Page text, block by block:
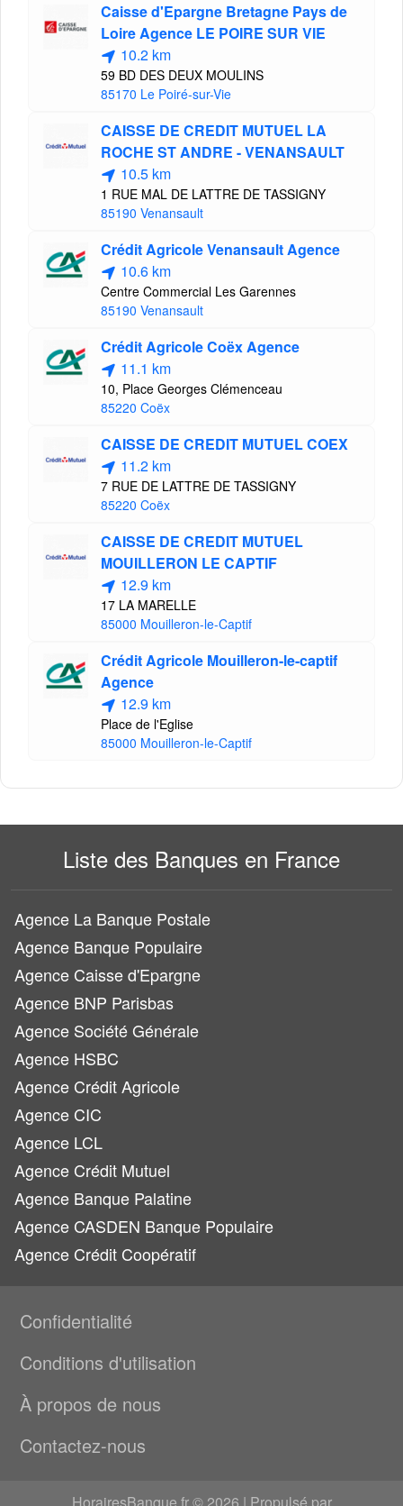
Caisse d'Epargne Bretagne Pays de
Loire Agence LE POIRE SUR VIE
10.2 km
59 BD DES DEUX MOULINS
85170 Le Poiré-sur-Vie
CAISSE DE CREDIT MUTUEL LA
ROCHE ST ANDRE - VENANSAULT
10.5 km
1 RUE MAL DE LATTRE DE TASSIGNY
85190 Venansault
Crédit Agricole Venansault Agence
10.6 km
Centre Commercial Les Garennes
85190 Venansault
Crédit Agricole Coëx Agence
11.1 km
10, Place Georges Clémenceau
85220 Coëx
CAISSE DE CREDIT MUTUEL COEX
11.2 km
7 RUE DE LATTRE DE TASSIGNY
85220 Coëx
CAISSE DE CREDIT MUTUEL
MOUILLERON LE CAPTIF
12.9 km
17 LA MARELLE
85000 Mouilleron-le-Captif
Crédit Agricole Mouilleron-le-captif
Agence
12.9 km
Place de l'Eglise
85000 Mouilleron-le-Captif
Liste des Banques en France
Agence La Banque Postale
Agence Banque Populaire
Agence Caisse d'Epargne
Agence BNP Parisbas
Agence Société Générale
Agence HSBC
Agence Crédit Agricole
Agence CIC
Agence LCL
Agence Crédit Mutuel
Agence Banque Palatine
Agence CASDEN Banque Populaire
Agence Crédit Coopératif
Confidentialité
Conditions d'utilisation
À propos de nous
Contactez-nous